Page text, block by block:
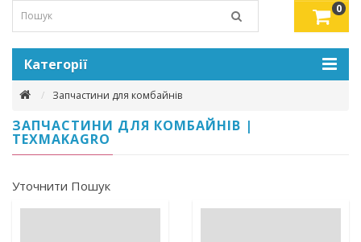
0
Категорії
Запчастини для комбайнів
ЗАПЧАСТИНИ ДЛЯ КОМБАЙНІВ |
TEXMAKAGRO
Уточнити Пошук